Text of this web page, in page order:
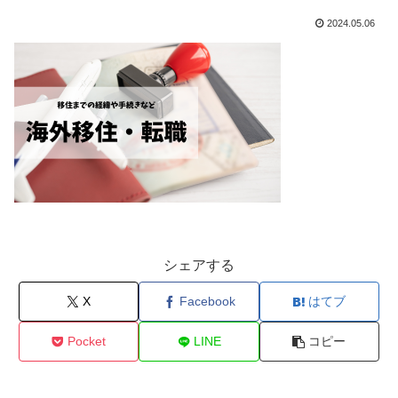
2024.05.06
シェアする
X Facebook はてブ
Pocket LINE コピー